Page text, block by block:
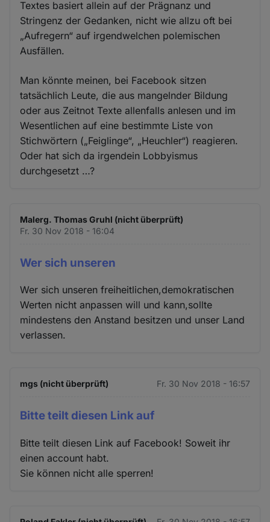
Textes basiert allein auf der Prägnanz und
Stringenz der Gedanken, nicht wie allzu oft bei
„Aufregern“ auf irgendwelchen polemischen
Ausfällen.
Man könnte meinen, bei Facebook sitzen
tatsächlich Leute, die aus mangelnder Bildung
oder aus Zeitnot Texte allenfalls anlesen und im
Wesentlichen auf eine bestimmte Liste von
Stichwörtern („Feiglinge“, „Heuchler“) reagieren.
Oder hat sich da irgendein Lobbyismus
durchgesetzt …?
Malerg. Thomas Gruhl (nicht überprüft)
Fr. 30 Nov 2018 - 16:04
Wer sich unseren
Wer sich unseren freiheitlichen,demokratischen
Werten nicht anpassen will und kann,sollte
mindestens den Anstand besitzen und unser Land
verlassen.
mgs (nicht überprüft) Fr. 30 Nov 2018 - 16:57
Bitte teilt diesen Link auf
Bitte teilt diesen Link auf Facebook! Soweit ihr
einen account habt.
Sie können nicht alle sperren!